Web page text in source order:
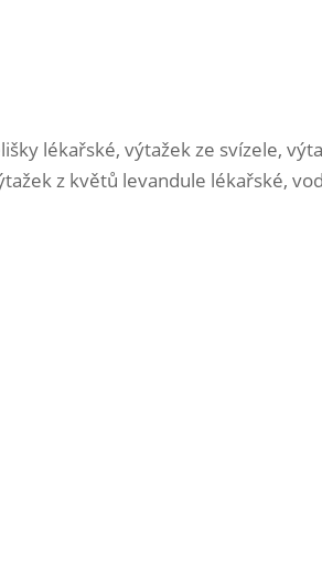
lékařské, výtažek ze svízele,
z květů levandule lékařské,